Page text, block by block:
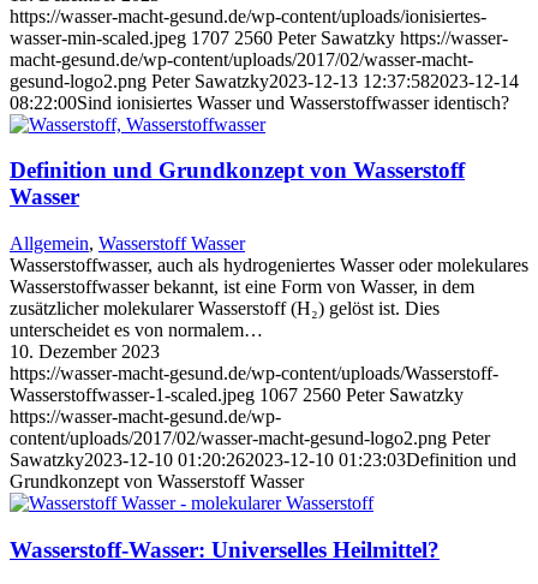
https://wasser-macht-gesund.de/wp-content/uploads/ionisiertes-
wasser-min-scaled.jpeg 1707 2560 Peter Sawatzky https://wasser-
macht-gesund.de/wp-content/uploads/2017/02/wasser-macht-
gesund-logo2.png Peter Sawatzky2023-12-13 12:37:582023-12-14
08:22:00Sind ionisiertes Wasser und Wasserstoffwasser identisch?
Definition und Grundkonzept von Wasserstoff
Wasser
Allgemein, Wasserstoff Wasser
Wasserstoffwasser, auch als hydrogeniertes Wasser oder molekulares
Wasserstoffwasser bekannt, ist eine Form von Wasser, in dem
zusätzlicher molekularer Wasserstoff (H₂) gelöst ist. Dies
unterscheidet es von normalem…
10. Dezember 2023
https://wasser-macht-gesund.de/wp-content/uploads/Wasserstoff-
Wasserstoffwasser-1-scaled.jpeg 1067 2560 Peter Sawatzky
https://wasser-macht-gesund.de/wp-
content/uploads/2017/02/wasser-macht-gesund-logo2.png Peter
Sawatzky2023-12-10 01:20:262023-12-10 01:23:03Definition und
Grundkonzept von Wasserstoff Wasser
Wasserstoff-Wasser: Universelles Heilmittel?